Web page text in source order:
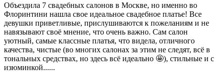
Объездила 7 свадебных салонов в Москве, но именно во
Флоринтини нашла свое идеальное свадебное платье! Все
девушки приветливые, прислушиваются к пожеланиям и не
навязывают своё мнение, что очень важно. Сам салон
уютный, самые классные платья, что видела, отличного
качества, чистые (во многих салонах за этим не следят, всё в
тональных средствах, но здесь всё идеально 🤩), стильные и с
изюминкой......